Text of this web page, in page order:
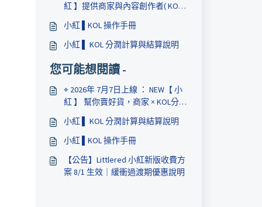
紅 】提供商家與內容創作者( KOL )
合作推廣的導購分潤工具
小紅 ▌KOL 操作手冊
小紅 ▌ KOL 分潤計算與結算說明
您可能想閱讀 -
⌖ 2026年 7月7日上線 ： NEW【 小
紅 】 幫你賣好貨，商家 × KOL分潤
收益更輕鬆
小紅 ▌ KOL 分潤計算與結算說明
小紅 ▌KOL 操作手冊
【公告】Littlered 小紅新版收費方
案 8/1 生效｜緩衝過渡期優惠說明